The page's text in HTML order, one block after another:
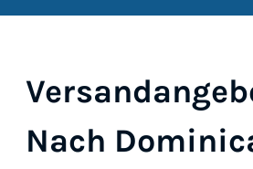
Nach